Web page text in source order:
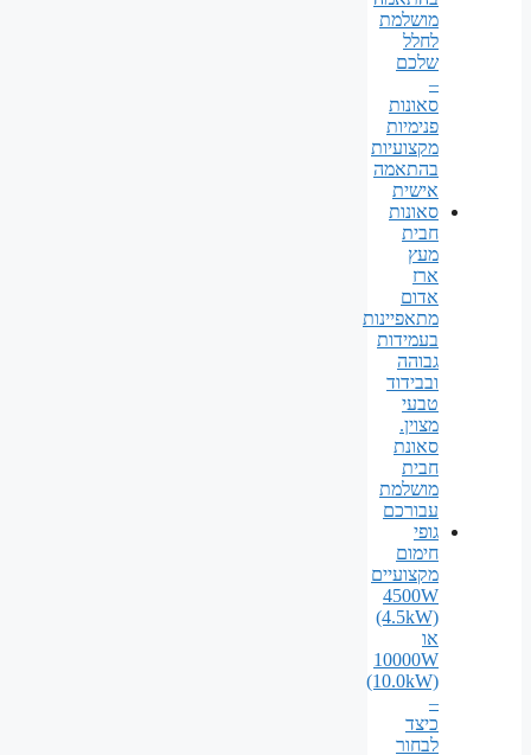
מושלמת
לחלל
שלכם
–
סאונות
פנימיות
מקצועיות
בהתאמה
אישית
סאונות
חבית
מעץ
ארז
אדום
מתאפיינות
בעמידות
גבוהה
ובבידוד
טבעי
מצוין.
סאונת
חבית
מושלמת
עבורכם
גופי
חימום
מקצועיים
4500W
(4.5kW)
או
10000W
(10.0kW)
–
כיצד
לבחור